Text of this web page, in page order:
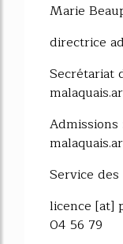
Marie
directrice
Secrétariat
Service
licence [at]
04 56 79